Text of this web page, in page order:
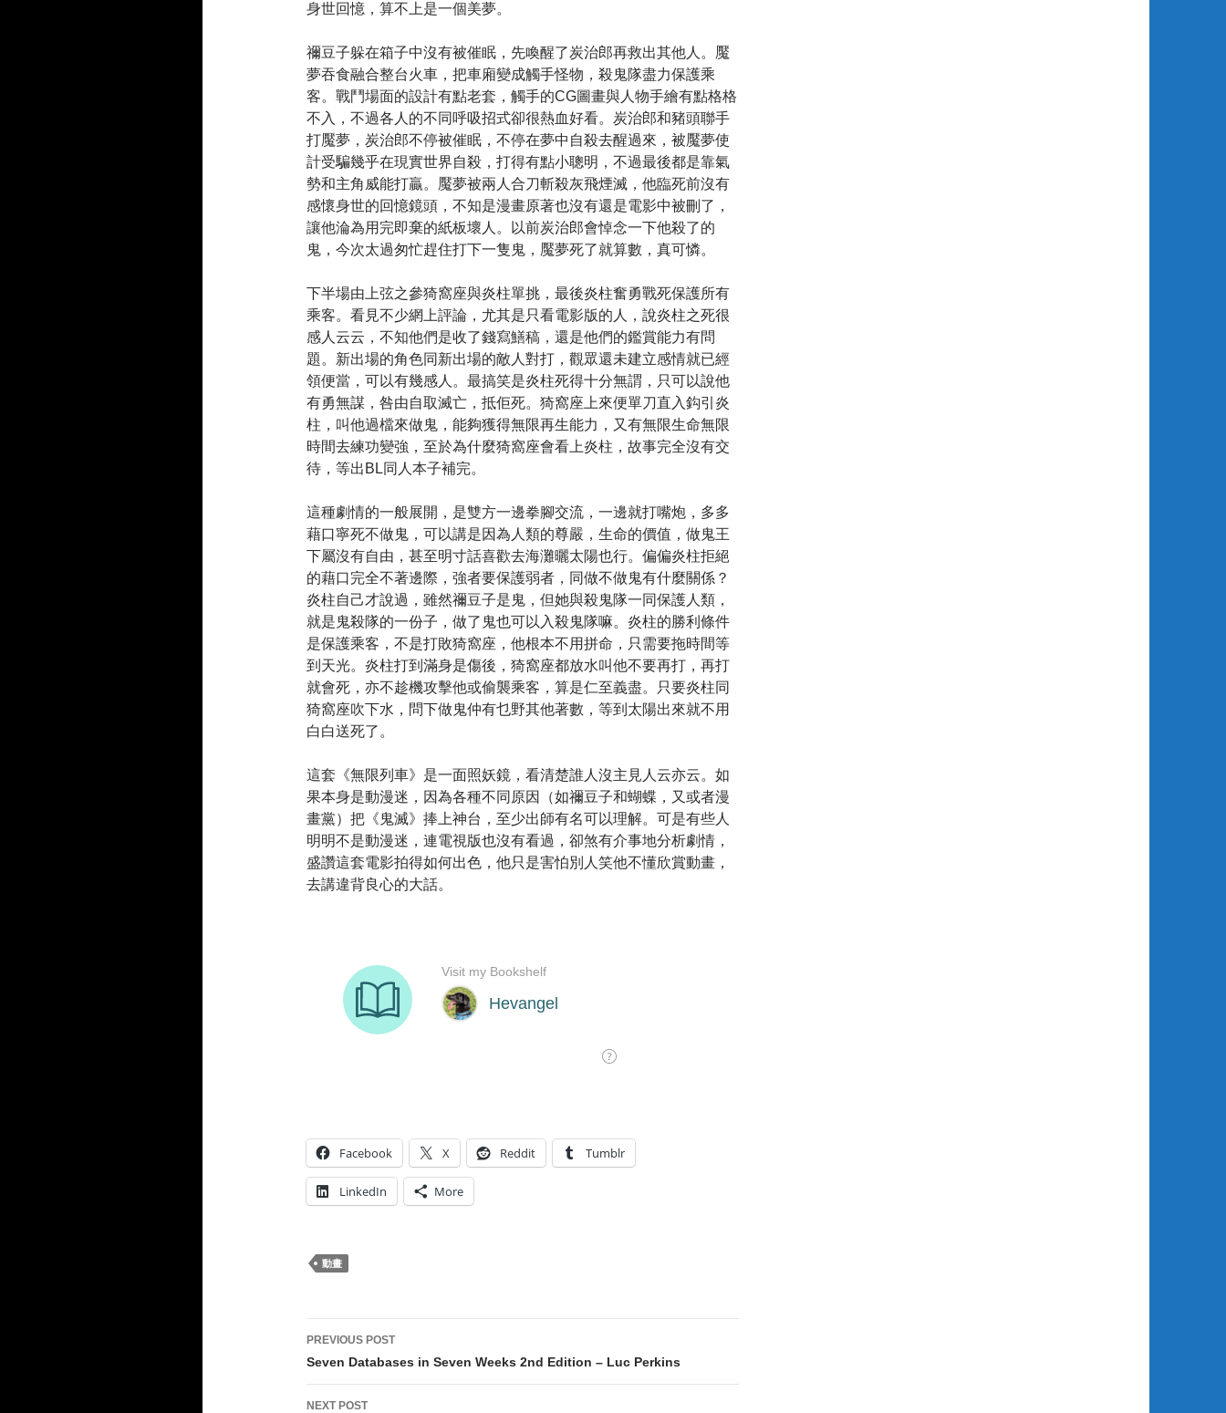
身世回憶，算不上是一個美夢。
禰豆子躲在箱子中沒有被催眠，先喚醒了炭治郎再救出其他人。魘
夢吞食融合整台火車，把車廂變成觸手怪物，殺鬼隊盡力保護乘
客。戰鬥場面的設計有點老套，觸手的CG圖畫與人物手繪有點格格
不入，不過各人的不同呼吸招式卻很熱血好看。炭治郎和豬頭聯手
打魘夢，炭治郎不停被催眠，不停在夢中自殺去醒過來，被魘夢使
計受騙幾乎在現實世界自殺，打得有點小聰明，不過最後都是靠氣
勢和主角威能打贏。魘夢被兩人合刀斬殺灰飛煙滅，他臨死前沒有
感懷身世的回憶鏡頭，不知是漫畫原著也沒有還是電影中被刪了，
讓他淪為用完即棄的紙板壞人。以前炭治郎會悼念一下他殺了的
鬼，今次太過匆忙趕住打下一隻鬼，魘夢死了就算數，真可憐。
下半場由上弦之參猗窩座與炎柱單挑，最後炎柱奮勇戰死保護所有
乘客。看見不少網上評論，尤其是只看電影版的人，說炎柱之死很
感人云云，不知他們是收了錢寫鱔稿，還是他們的鑑賞能力有問
題。新出場的角色同新出場的敵人對打，觀眾還未建立感情就已經
領便當，可以有幾感人。最搞笑是炎柱死得十分無謂，只可以說他
有勇無謀，咎由自取滅亡，抵佢死。猗窩座上來便單刀直入鈎引炎
柱，叫他過檔來做鬼，能夠獲得無限再生能力，又有無限生命無限
時間去練功變強，至於為什麼猗窩座會看上炎柱，故事完全沒有交
待，等出BL同人本子補完。
這種劇情的一般展開，是雙方一邊拳腳交流，一邊就打嘴炮，多多
藉口寧死不做鬼，可以講是因為人類的尊嚴，生命的價值，做鬼王
下屬沒有自由，甚至明寸話喜歡去海灘曬太陽也行。偏偏炎柱拒絕
的藉口完全不著邊際，強者要保護弱者，同做不做鬼有什麼關係？
炎柱自己才說過，雖然禰豆子是鬼，但她與殺鬼隊一同保護人類，
就是鬼殺隊的一份子，做了鬼也可以入殺鬼隊嘛。炎柱的勝利條件
是保護乘客，不是打敗猗窩座，他根本不用拼命，只需要拖時間等
到天光。炎柱打到滿身是傷後，猗窩座都放水叫他不要再打，再打
就會死，亦不趁機攻擊他或偷襲乘客，算是仁至義盡。只要炎柱同
猗窩座吹下水，問下做鬼仲有乜野其他著數，等到太陽出來就不用
白白送死了。
這套《無限列車》是一面照妖鏡，看清楚誰人沒主見人云亦云。如
果本身是動漫迷，因為各種不同原因（如禰豆子和蝴蝶，又或者漫
畫黨）把《鬼滅》捧上神台，至少出師有名可以理解。可是有些人
明明不是動漫迷，連電視版也沒有看過，卻煞有介事地分析劇情，
盛讚這套電影拍得如何出色，他只是害怕別人笑他不懂欣賞動畫，
去講違背良心的大話。
Facebook X Reddit Tumblr
LinkedIn More
動畫
Post
navigation
PREVIOUS POST
Seven Databases in Seven Weeks 2nd Edition – Luc Perkins
NEXT POST